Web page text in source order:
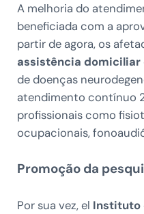
A melhoria do
beneficiada com a
partir de agora, os
assistência domiciliar
de doenças
atendimento contínuo
profissionais como
ocupacionais,
Promoção da
Por sua vez, el Instituto